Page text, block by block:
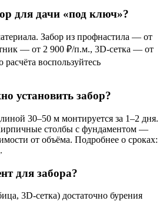
для дачи «под ключ»?
Забор из профнастила — от
— от 2 900 ₽/п.м., 3D-сетка — от
воспользуйтесь
установить забор?
30–50 м монтируется за 1–2 дня.
столбы с фундаментом —
от объёма. Подробнее о сроках:
.
для забора?
3D-сетка) достаточно бурения